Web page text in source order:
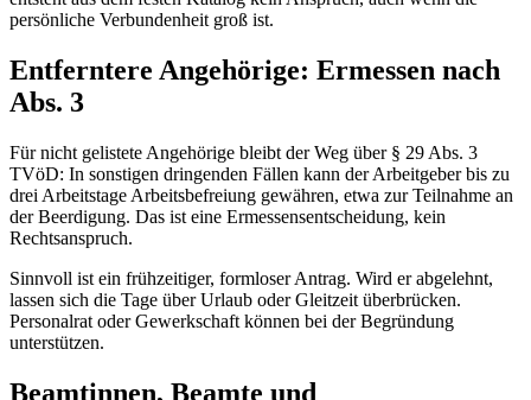
persönliche Verbundenheit groß ist.
Entferntere Angehörige: Ermessen nach
Abs. 3
Für nicht gelistete Angehörige bleibt der Weg über § 29 Abs. 3
TVöD: In sonstigen dringenden Fällen kann der Arbeitgeber bis zu
drei Arbeitstage Arbeitsbefreiung gewähren, etwa zur Teilnahme an
der Beerdigung. Das ist eine Ermessensentscheidung, kein
Rechtsanspruch.
Sinnvoll ist ein frühzeitiger, formloser Antrag. Wird er abgelehnt,
lassen sich die Tage über Urlaub oder Gleitzeit überbrücken.
Personalrat oder Gewerkschaft können bei der Begründung
unterstützen.
Beamtinnen, Beamte und